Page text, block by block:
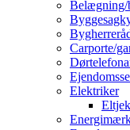
Carporte/
Elektriker
Eltjek